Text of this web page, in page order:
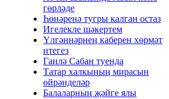
гөрләде
Һөнәренә тугры калган остаз
Игелекле шәкертем
Үлгәннәрнең каберен хөрмәт
итегез
Гаилә Сабан туенда
Татар халкының мирасын
өйрәнделәр
Балаларның җәйге ялы